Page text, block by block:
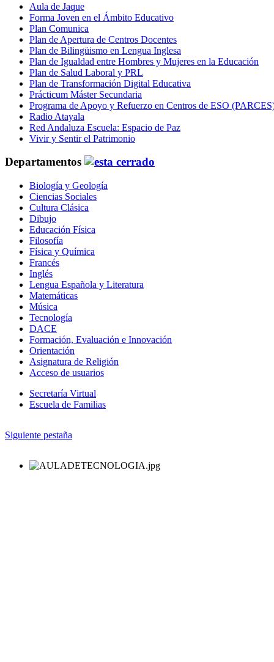
Aula de Jaque
Forma Joven en el Ámbito Educativo
Plan Comunica
Plan de Apertura de Centros Docentes
Plan de Bilingüismo en Lengua Inglesa
Plan de Igualdad entre Hombres y Mujeres en la Educación
Plan de Salud Laboral y PRL
Plan de Transformación Digital Educativa
Prácticum Máster Secundaria
Programa de Apoyo y Refuerzo en Centros de ESO
Radio Atayala
Red Andaluza Escuela: Espacio de Paz
Vivir y Sentir el Patrimonio
Departamentos
Biología y Geología
Ciencias Sociales
Cultura Clásica
Dibujo
Educación Física
Filosofía
Física y Química
Francés
Inglés
Lengua Española y Literatura
Matemáticas
Música
Tecnología
DACE
Formación, Evaluación e Innovación
Orientación
Asignatura de Religión
Acceso de usuarios
Secretaría Virtual
Escuela de Familias
Siguiente pestaña